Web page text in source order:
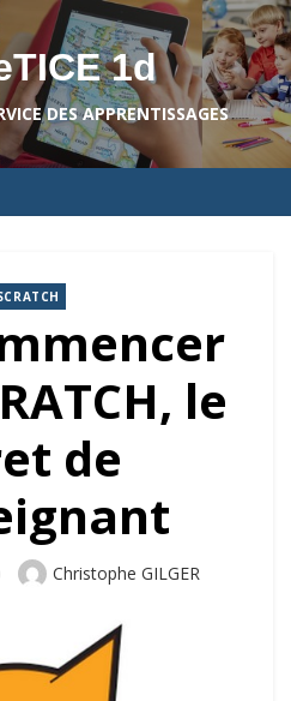
1d
DES APPRENTISSAGES
le
de
Author
Christophe GILGER